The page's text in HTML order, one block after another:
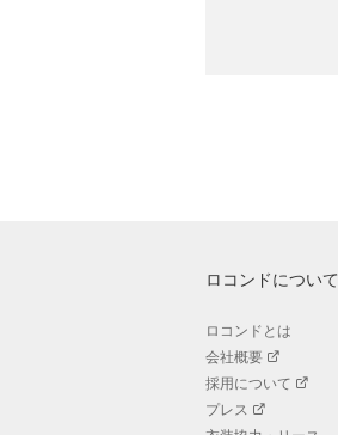
ロコンドについて
ロコンドとは
会社概要
採用について
プレス